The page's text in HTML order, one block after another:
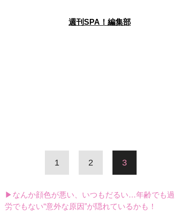
週刊SPA！編集部
1 2 3
▶なんか顔色が悪い、いつもだるい…年齢でも過
労でもない“意外な原因”が隠れているかも！